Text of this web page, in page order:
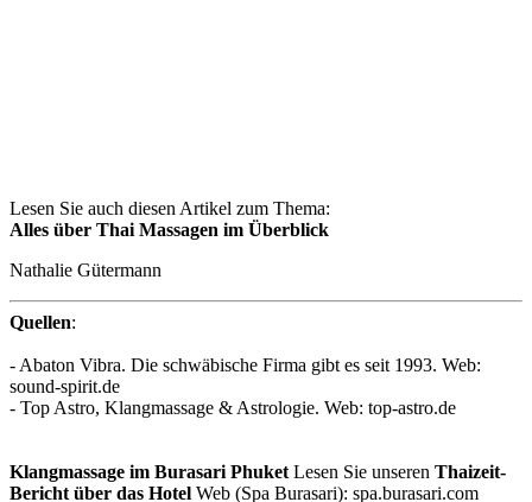
Lesen Sie auch diesen Artikel zum Thema:
Alles über Thai Massagen im Überblick
Nathalie Gütermann
Quellen:
- Abaton Vibra. Die schwäbische Firma gibt es seit 1993. Web:
sound-spirit.de
- Top Astro, Klangmassage & Astrologie. Web: top-astro.de
Klangmassage im Burasari Phuket Lesen Sie unseren Thaizeit-
Bericht über das Hotel Web (Spa Burasari): spa.burasari.com